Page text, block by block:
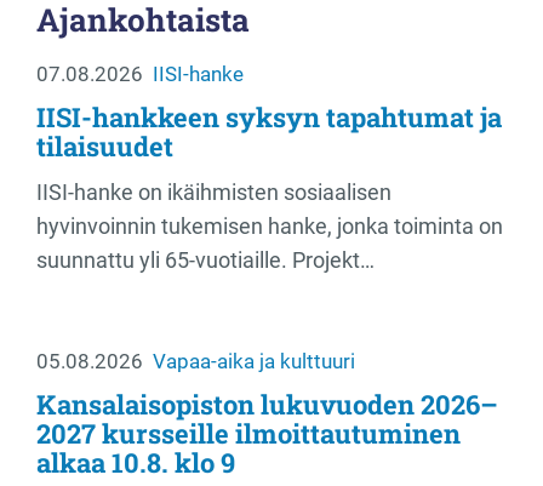
Ajankohtaista
07.08.2026 IISI-hanke
IISI-hankkeen syksyn tapahtumat ja
tilaisuudet
IISI-hanke on ikäihmisten sosiaalisen
hyvinvoinnin tukemisen hanke, jonka toiminta on
suunnattu yli 65-vuotiaille. Projekt…
05.08.2026 Vapaa-aika ja kulttuuri
Kansalaisopiston lukuvuoden 2026–
2027 kursseille ilmoittautuminen
alkaa 10.8. klo 9